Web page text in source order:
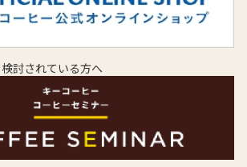
討されている方へ